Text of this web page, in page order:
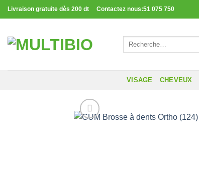
Passer
au
Livraison gratuite dès 200 dt Contactez nous:51 075 750
Recherche
VISAGE CHEVEUX